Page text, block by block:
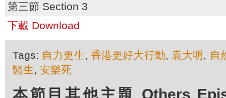
第三節 Section 3
下載 Download
Tags: 自力更生, 香港更好大行動,袁大明 , 自
醫生, 安樂死
本節目其他主題 Others